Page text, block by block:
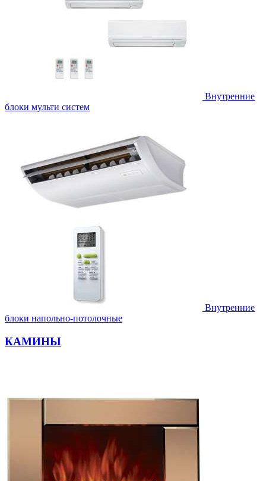
Внутренние
блоки мульти систем
Внутренние
блоки напольно-потолочные
КАМИНЫ